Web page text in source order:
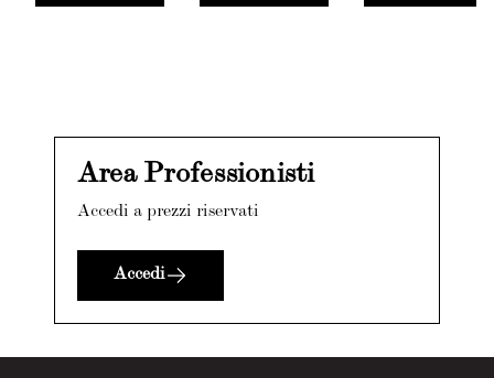
Area Professionisti
Accedi a prezzi riservati
Accedi